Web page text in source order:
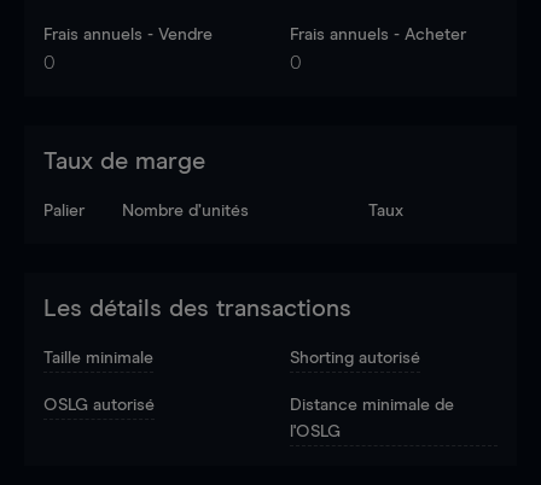
Frais annuels - Vendre
0
Frais annuels - Acheter
0
Taux de marge
Palier Nombre d’unités Taux
Les détails des transactions
Taille minimale Shorting autorisé
OSLG autorisé
Distance minimale de
l'OSLG